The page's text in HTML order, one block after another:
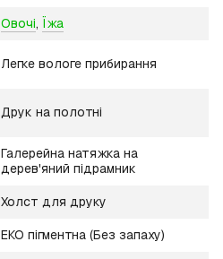
Овочі, Їжа
Легке вологе прибирання
Друк на полотні
Галерейна натяжка на
дерев'яний підрамник
Холст для друку
ЕКО пігментна (Без запаху)